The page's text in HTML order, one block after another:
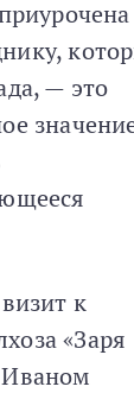
— это
к
«Заря
Иваном